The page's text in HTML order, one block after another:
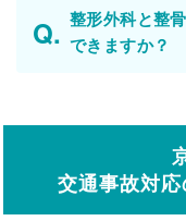
整形外科と整
できますか？
交通事故対